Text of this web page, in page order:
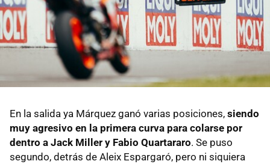
En la salida ya Márquez ganó varias posiciones, siendo
muy agresivo en la primera curva para colarse por
dentro a Jack Miller y Fabio Quartararo. Se puso
segundo, detrás de Aleix Espargaró, pero ni siquiera